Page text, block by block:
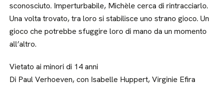
sconosciuto. Imperturbabile, Michèle cerca di rintracciarlo.
Una volta trovato, tra loro si stabilisce uno strano gioco. Un
gioco che potrebbe sfuggire loro di mano da un momento
all’altro.
Vietato ai minori di 14 anni
Di Paul Verhoeven, con Isabelle Huppert, Virginie Efira